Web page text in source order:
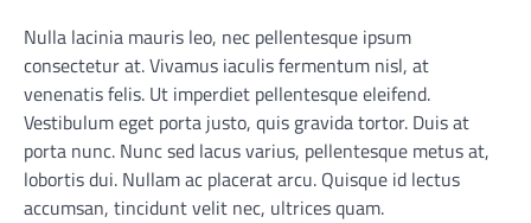
Nulla lacinia mauris leo, nec pellentesque ipsum
consectetur at. Vivamus iaculis fermentum nisl, at
venenatis felis. Ut imperdiet pellentesque eleifend.
Vestibulum eget porta justo, quis gravida tortor. Duis at
porta nunc. Nunc sed lacus varius, pellentesque metus at,
lobortis dui. Nullam ac placerat arcu. Quisque id lectus
accumsan, tincidunt velit nec, ultrices quam.